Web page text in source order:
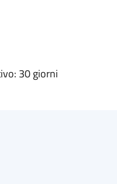
30 giorni